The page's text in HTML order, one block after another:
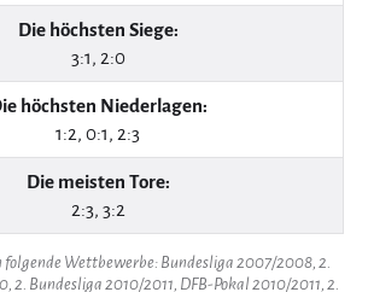
Die höchsten Siege:
3:1, 2:0
höchsten Niederlagen:
1:2, 0:1, 2:3
Die meisten Tore:
2:3, 3:2
Wettbewerbe: Bundesliga 2007/2008, 2.
2. Bundesliga 2010/2011, DFB-Pokal 2010/2011, 2.